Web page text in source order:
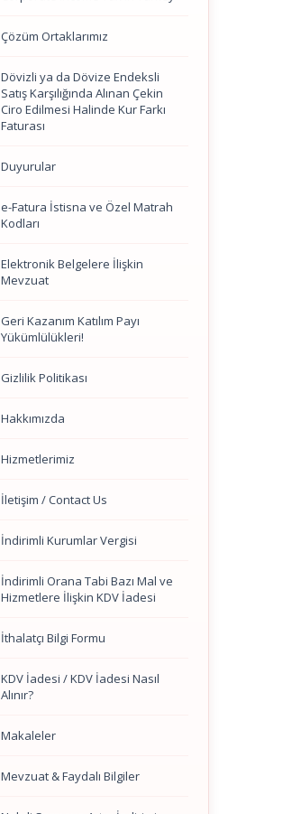
Çözüm Ortaklarımız
Dövizli ya da Dövize Endeksli
Satış Karşılığında Alınan Çekin
Ciro Edilmesi Halinde Kur Farkı
Faturası
Duyurular
e-Fatura İstisna ve Özel Matrah
Kodları
Elektronik Belgelere İlişkin
Mevzuat
Geri Kazanım Katılım Payı
Yükümlülükleri!
Gizlilik Politikası
Hakkımızda
Hizmetlerimiz
İletişim / Contact Us
İndirimli Kurumlar Vergisi
İndirimli Orana Tabi Bazı Mal ve
Hizmetlere İlişkin KDV İadesi
İthalatçı Bilgi Formu
KDV İadesi / KDV İadesi Nasıl
Alınır?
Makaleler
Mevzuat & Faydalı Bilgiler